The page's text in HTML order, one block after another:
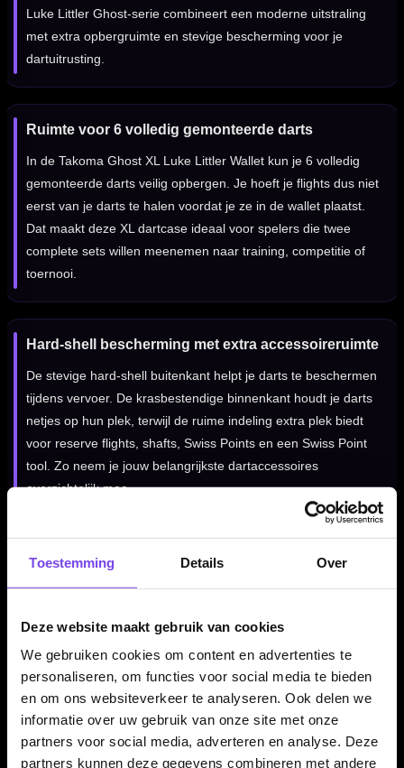
Toestemming Details Over
Deze website maakt gebruik van cookies
We gebruiken cookies om content en advertenties te
personaliseren, om functies voor social media te bieden
en om ons websiteverkeer te analyseren. Ook delen we
informatie over uw gebruik van onze site met onze
partners voor social media, adverteren en analyse. Deze
partners kunnen deze gegevens combineren met andere
Luke Littler Ghost-serie combineert een moderne uitstraling
met extra opbergruimte en stevige bescherming voor je
dartuitrusting.
Ruimte voor 6 volledig gemonteerde darts
In de Takoma Ghost XL Luke Littler Wallet kun je 6 volledig
gemonteerde darts veilig opbergen. Je hoeft je flights dus niet
eerst van je darts te halen voordat je ze in de wallet plaatst.
Dat maakt deze XL dartcase ideaal voor spelers die twee
complete sets willen meenemen naar training, competitie of
toernooi.
Hard-shell bescherming met extra accessoireruimte
De stevige hard-shell buitenkant helpt je darts te beschermen
tijdens vervoer. De krasbestendige binnenkant houdt je darts
netjes op hun plek, terwijl de ruime indeling extra plek biedt
voor reserve flights, shafts, Swiss Points en een Swiss Point
tool. Zo neem je jouw belangrijkste dartaccessoires
overzichtelijk mee.
Kenmerken van de Target Takoma Ghost XL Luke Littler
Wallet
✓ Luke Littler signature uitvoering
✓
Ruimte voor 6 volledig gemonteerde darts
✓ Geschikt voor twee complete dartsets
✓ Stevige hard-shell buitenkant
✓ Krasbestendige binnenkant
✓ Extra ruimte voor flights, shafts, Swiss Points en Swiss